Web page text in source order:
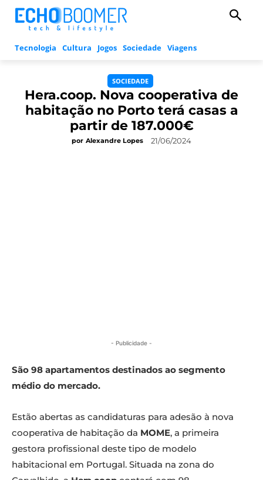
Tecnologia Cultura Jogos Sociedade Viagens
SOCIEDADE
Hera.coop. Nova cooperativa de
habitação no Porto terá casas a
partir de 187.000€
por Alexandre Lopes 21/06/2024
- Publicidade -
São 98 apartamentos destinados ao segmento
médio do mercado.
Estão abertas as candidaturas para adesão à nova
cooperativa de habitação da MOME, a primeira
gestora profissional deste tipo de modelo
habitacional em Portugal. Situada na zona do